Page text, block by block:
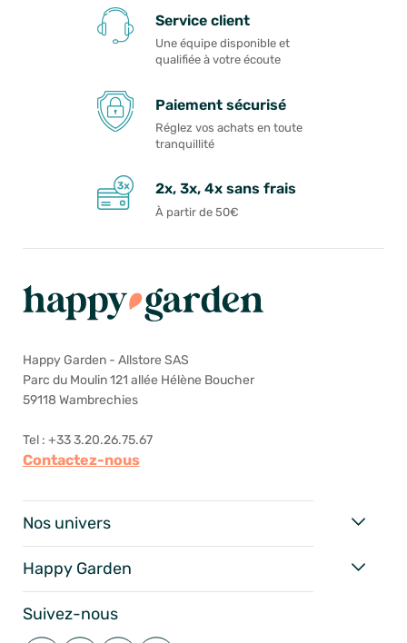
Service client
Une équipe disponible et
qualifiée à votre écoute
Paiement sécurisé
Réglez vos achats en toute
tranquillité
2x, 3x, 4x sans frais
À partir de 50€
Happy Garden - Allstore SAS
Parc du Moulin 121 allée Hélène Boucher
59118 Wambrechies
Tel : +33 3.20.26.75.67
Contactez-nous
Nos univers
Happy Garden
Suivez-nous